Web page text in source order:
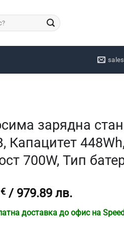
зарядна
Капацитет
700W, Тип
€ / 979.89 лв.
доставка до офис на